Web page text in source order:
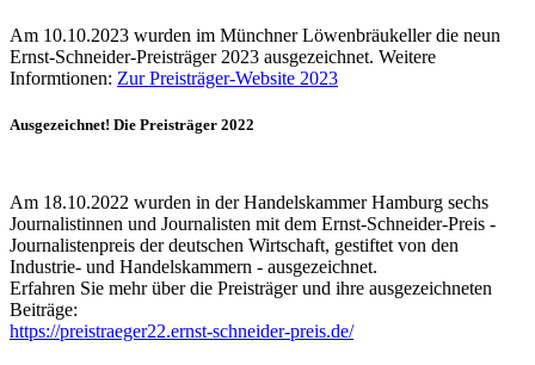
Am 10.10.2023 wurden im Münchner Löwenbräukeller die neun
Ernst-Schneider-Preisträger 2023 ausgezeichnet. Weitere
Informtionen: Zur Preisträger-Website 2023
Ausgezeichnet! Die Preisträger 2022
Am 18.10.2022 wurden in der Handelskammer Hamburg sechs
Journalistinnen und Journalisten mit dem Ernst-Schneider-Preis -
Journalistenpreis der deutschen Wirtschaft, gestiftet von den
Industrie- und Handelskammern - ausgezeichnet.
Erfahren Sie mehr über die Preisträger und ihre ausgezeichneten
Beiträge:
https://preistraeger22.ernst-schneider-preis.de/